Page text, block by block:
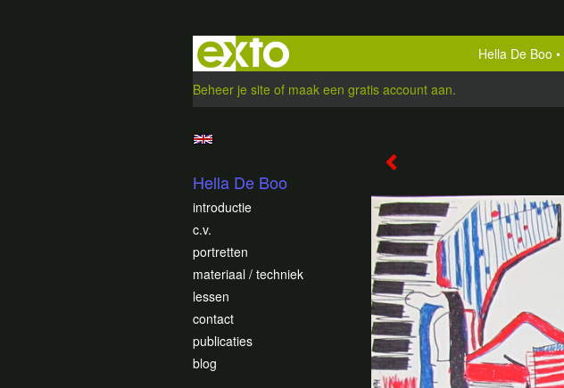
Hella De Boo
Beheer je site of maak een gratis account aan.
Hella De Boo
introductie
c.v.
portretten
materiaal / techniek
lessen
contact
publicaties
blog